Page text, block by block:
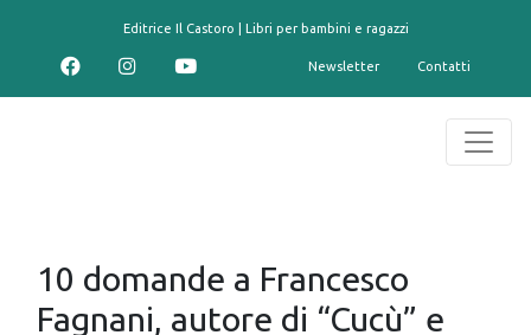
Editrice Il Castoro | Libri per bambini e ragazzi
Newsletter Contatti
10 domande a Francesco
Fagnani, autore di “Cucù” e